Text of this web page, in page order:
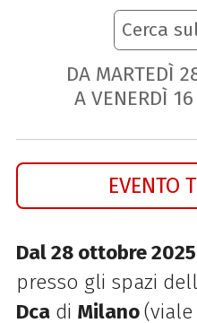
Cerca
DA MARTEDÌ
A VENERDÌ 16
EVENTO
Dal 28 ottobre
presso gli spazi
Dcadi Milano(viale